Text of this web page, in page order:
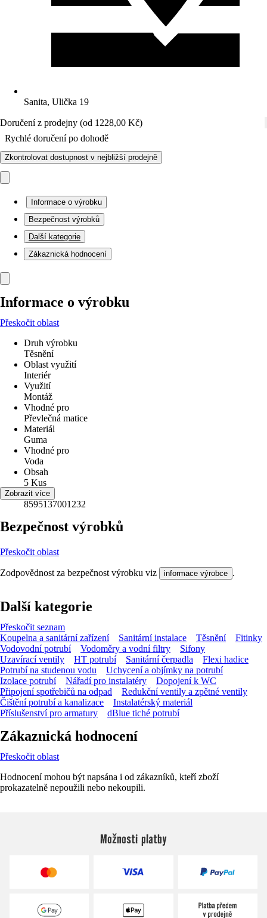
Sanita, Ulička 19
Doručení z prodejny (od 1228,00 Kč)
Rychlé doručení po dohodě
Zkontrolovat dostupnost v nejbližší prodejně
Informace o výrobku
Bezpečnost výrobků
Další kategorie
Zákaznická hodnocení
Informace o výrobku
Přeskočit oblast
Druh výrobku
Těsnění
Oblast využití
Interiér
Využití
Montáž
Vhodné pro
Převlečná matice
Materiál
Guma
Vhodné pro
Voda
Obsah
5 Kus
EAN
8595137001232
Zobrazit více
Bezpečnost výrobků
Přeskočit oblast
Zodpovědnost za bezpečnost výrobku viz informace výrobce .
Další kategorie
Přeskočit seznam
Koupelna a sanitární zařízení
Sanitární instalace Těsnění
Fitinky
Vodovodní potrubí
Vodoměry a vodní filtry
Sifony
Uzavírací ventily
HT potrubí Sanitární čerpadla
Flexi hadice
Potrubí na studenou vodu
Uchycení a objímky na potrubí
Izolace potrubí
Nářadí pro instalatéry
Dopojení k WC
Připojení spotřebičů na odpad
Redukční ventily a zpětné ventily
Čištění potrubí a kanalizace
Instalatérský materiál
Příslušenství pro armatury
dBlue tiché potrubí
Zákaznická hodnocení
Přeskočit oblast
Hodnocení mohou být napsána i od zákazníků, kteří zboží
prokazatelně nepoužili nebo nekoupili.
Možnosti platby